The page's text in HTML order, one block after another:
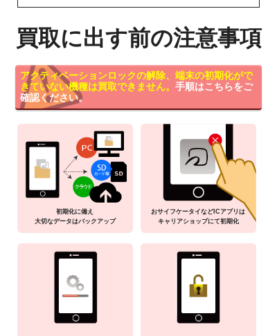
買取に出す前の注意事項
アクティベーションロックの解除、端末の初期化がで
きていない機種は買取できません。 手順はこちらをご
確認ください。
初期化に備え
大切なデータはバックアップ
おサイフケータイなどICアプリは
キャリアショップにて初期化